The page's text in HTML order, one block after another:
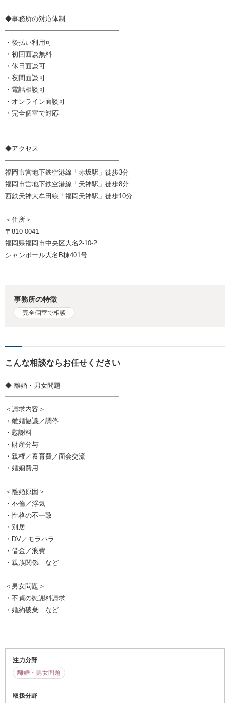
◆事務所の対応体制
━━━━━━━━━━━━━━━━━
・後払い利用可
・初回面談無料
・休日面談可
・夜間面談可
・電話相談可
・オンライン面談可
・完全個室で対応
◆アクセス
━━━━━━━━━━━━━━━━━
福岡市営地下鉄空港線「赤坂駅」徒歩3分
福岡市営地下鉄空港線「天神駅」徒歩8分
西鉄天神大牟田線「福岡天神駅」徒歩10分
＜住所＞
〒810-0041
福岡県福岡市中央区大名2-10-2
シャンボール大名B棟401号
事務所の特徴
完全個室で相談
こんな相談ならお任せください
◆ 離婚・男女問題
━━━━━━━━━━━━━━━━━
＜請求内容＞
・離婚協議／調停
・慰謝料
・財産分与
・親権／養育費／面会交流
・婚姻費用
＜離婚原因＞
・不倫／浮気
・性格の不一致
・別居
・DV／モラハラ
・借金／浪費
・親族関係 など
＜男女問題＞
・不貞の慰謝料請求
・婚約破棄 など
注力分野
離婚・男女問題
取扱分野